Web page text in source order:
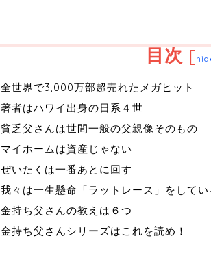
目次 [
全世界で3,000万部超売れたメガヒット
著者はハワイ出身の日系４世
貧乏父さんは世間一般の父親像そのもの
マイホームは資産じゃない
ぜいたくは一番あとに回す
我々は一生懸命「ラットレース」をしてい
金持ち父さんの教えは６つ
金持ち父さんシリーズはこれを読め！